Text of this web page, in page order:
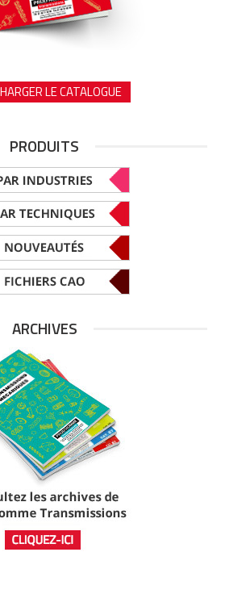
LE CATALOGUE
PRODUITS
ARCHIVES